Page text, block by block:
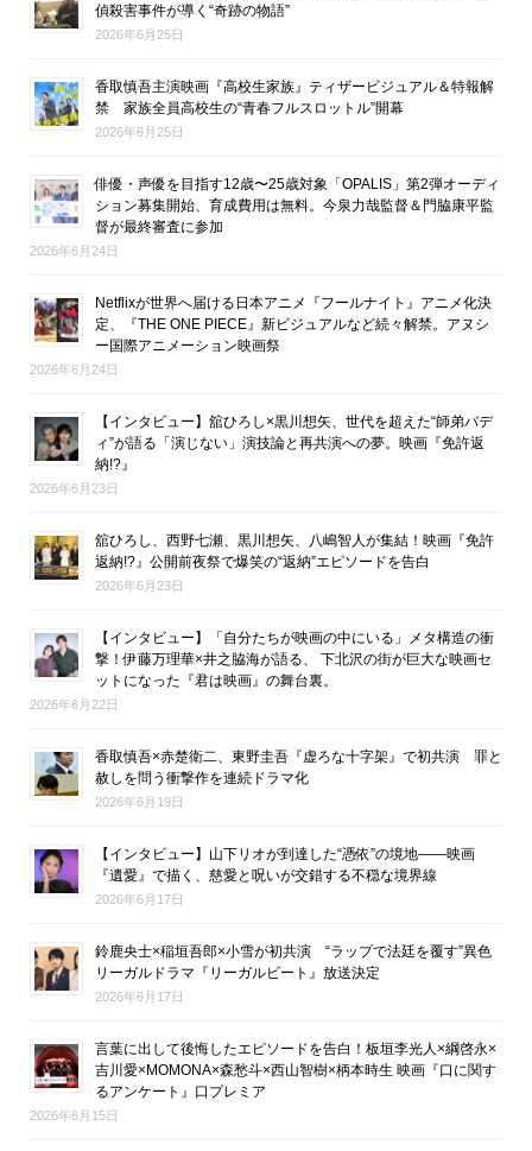
偵殺害事件が導く“奇跡の物語”
2026年6月25日
香取慎吾主演映画『高校生家族』ティザービジュアル＆特報解
禁 家族全員高校生の“青春フルスロットル”開幕
2026年6月25日
俳優・声優を目指す12歳〜25歳対象「OPALIS」第2弾オーディ
ション募集開始、育成費用は無料。今泉力哉監督＆門脇康平監
督が最終審査に参加
2026年6月24日
Netflixが世界へ届ける日本アニメ『フールナイト』アニメ化決
定、『THE ONE PIECE』新ビジュアルなど続々解禁。アヌシ
ー国際アニメーション映画祭
2026年6月24日
【インタビュー】舘ひろし×黒川想矢、世代を超えた“師弟バデ
ィ”が語る「演じない」演技論と再共演への夢。映画『免許返
納!?』
2026年6月23日
舘ひろし、西野七瀬、黒川想矢、八嶋智人が集結！映画『免許
返納!?』公開前夜祭で爆笑の“返納”エピソードを告白
2026年6月23日
【インタビュー】「自分たちが映画の中にいる」メタ構造の衝
撃！伊藤万理華×井之脇海が語る、 下北沢の街が巨大な映画セ
ットになった『君は映画』の舞台裏。
2026年6月22日
香取慎吾×赤楚衛二、東野圭吾『虚ろな十字架』で初共演 罪と
赦しを問う衝撃作を連続ドラマ化
2026年6月19日
【インタビュー】山下リオが到達した“憑依”の境地――映画
『遺愛』で描く、慈愛と呪いが交錯する不穏な境界線
2026年6月17日
鈴鹿央士×稲垣吾郎×小雪が初共演 “ラップで法廷を覆す”異色
リーガルドラマ『リーガルビート』放送決定
2026年6月17日
言葉に出して後悔したエピソードを告白！板垣李光人×綱啓永×
吉川愛×MOMONA×森愁斗×西山智樹×柄本時生 映画『口に関す
るアンケート』口プレミア
2026年6月15日